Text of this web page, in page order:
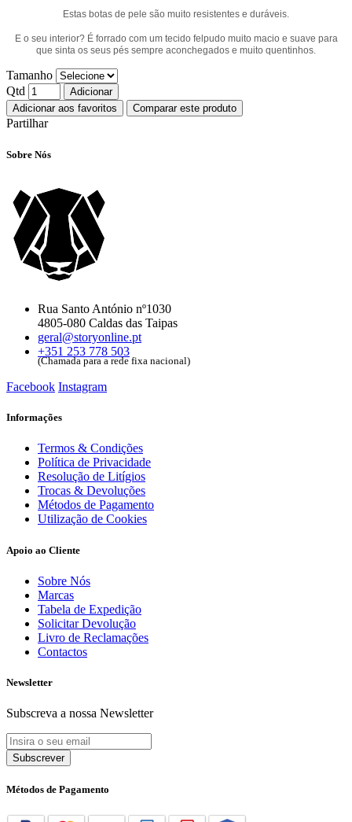
Estas botas de pele são muito resistentes e duráveis.
E o seu interior? É forrado com um tecido felpudo muito macio e suave para
que sinta os seus pés sempre aconchegados e muito quentinhos.
Tamanho
Qtd
Adicionar
Adicionar aos favoritos
Comparar este produto
Partilhar
Sobre Nós
Rua Santo António nº1030
4805-080 Caldas das Taipas
geral@storyonline.pt
+351 253 778 503
(Chamada para a rede fixa nacional)
Facebook Instagram
Informações
Termos & Condições
Política de Privacidade
Resolução de Litígios
Trocas & Devoluções
Métodos de Pagamento
Utilização de Cookies
Apoio ao Cliente
Sobre Nós
Marcas
Tabela de Expedição
Solicitar Devolução
Livro de Reclamações
Contactos
Newsletter
Subscreva a nossa Newsletter
Subscrever
Métodos de Pagamento